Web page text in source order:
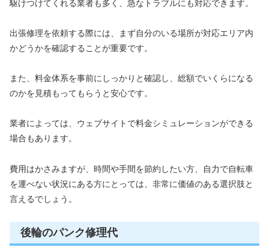
駆けつけてくれる業者も多く、急なトラブルにも対応できます。
出張修理を依頼する際には、まず自分のいる場所が対応エリア内
かどうかを確認することが重要です。
また、料金体系を事前にしっかりと確認し、総額でいくらになる
のかを見積もってもらうと安心です。
業者によっては、ウェブサイトで料金シミュレーションができる
場合もあります。
費用はかさみますが、時間や手間を節約したい方、自力で自転車
を運べない状況にある方にとっては、非常に価値のある選択肢と
言えるでしょう。
後輪のパンク修理代